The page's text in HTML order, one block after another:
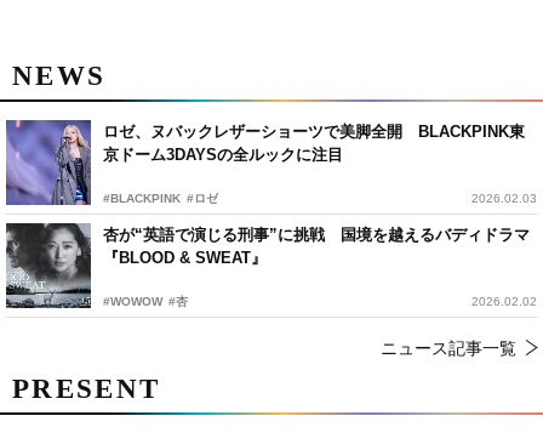
NEWS
ロゼ、ヌバックレザーショーツで美脚全開 BLACKPINK東
京ドーム3DAYSの全ルックに注目
#BLACKPINK #ロゼ 2026.02.03
杏が“英語で演じる刑事”に挑戦 国境を越えるバディドラマ
『BLOOD & SWEAT』
#WOWOW #杏 2026.02.02
ニュース記事一覧
PRESENT